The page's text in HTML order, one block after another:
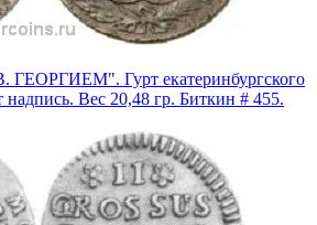
Гурт екатеринбургского
надпись. Вес 20,48 гр. Биткин # 455.